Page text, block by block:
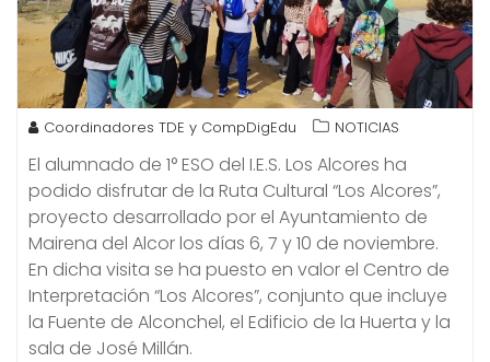
Coordinadores TDE y CompDigEdu NOTICIAS
El alumnado de 1° ESO del I.E.S. Los Alcores ha
podido disfrutar de la Ruta Cultural “Los Alcores”,
proyecto desarrollado por el Ayuntamiento de
Mairena del Alcor los días 6, 7 y 10 de noviembre.
En dicha visita se ha puesto en valor el Centro de
Interpretación “Los Alcores”, conjunto que incluye
la Fuente de Alconchel, el Edificio de la Huerta y la
sala de José Millán.